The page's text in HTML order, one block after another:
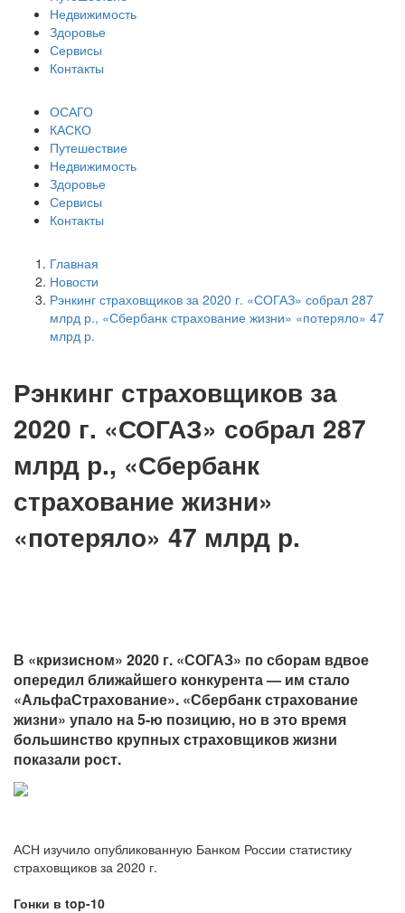
Недвижимость
Здоровье
Сервисы
Контакты
ОСАГО
КАСКО
Путешествие
Недвижимость
Здоровье
Сервисы
Контакты
Главная
Новости
Рэнкинг страховщиков за 2020 г. «СОГАЗ» собрал 287
млрд р., «Сбербанк страхование жизни» «потеряло» 47
млрд р.
Рэнкинг страховщиков за
2020 г. «СОГАЗ» собрал 287
млрд р., «Сбербанк
страхование жизни»
«потеряло» 47 млрд р.
В «кризисном» 2020 г. «СОГАЗ» по сборам вдвое
опередил ближайшего конкурента — им стало
«АльфаСтрахование». «Сбербанк страхование
жизни» упало на 5-ю позицию, но в это время
большинство крупных страховщиков жизни
показали рост.
АСН изучило опубликованную Банком России статистику
страховщиков за 2020 г.
Гонки в top-10